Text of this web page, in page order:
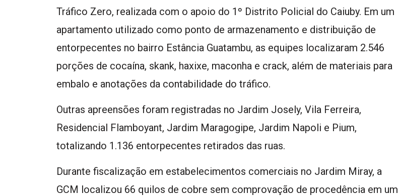
Tráfico Zero, realizada com o apoio do 1º Distrito Policial do Caiuby. Em um
apartamento utilizado como ponto de armazenamento e distribuição de
entorpecentes no bairro Estância Guatambu, as equipes localizaram 2.546
porções de cocaína, skank, haxixe, maconha e crack, além de materiais para
embalo e anotações da contabilidade do tráfico.
Outras apreensões foram registradas no Jardim Josely, Vila Ferreira,
Residencial Flamboyant, Jardim Maragogipe, Jardim Napoli e Pium,
totalizando 1.136 entorpecentes retirados das ruas.
Durante fiscalização em estabelecimentos comerciais no Jardim Miray, a
GCM localizou 66 quilos de cobre sem comprovação de procedência em um